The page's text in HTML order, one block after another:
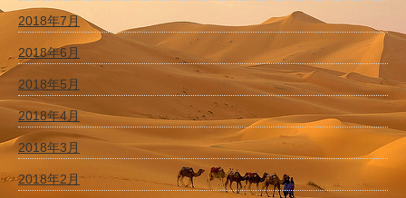
2018年7月
2018年6月
2018年5月
2018年4月
2018年3月
2018年2月